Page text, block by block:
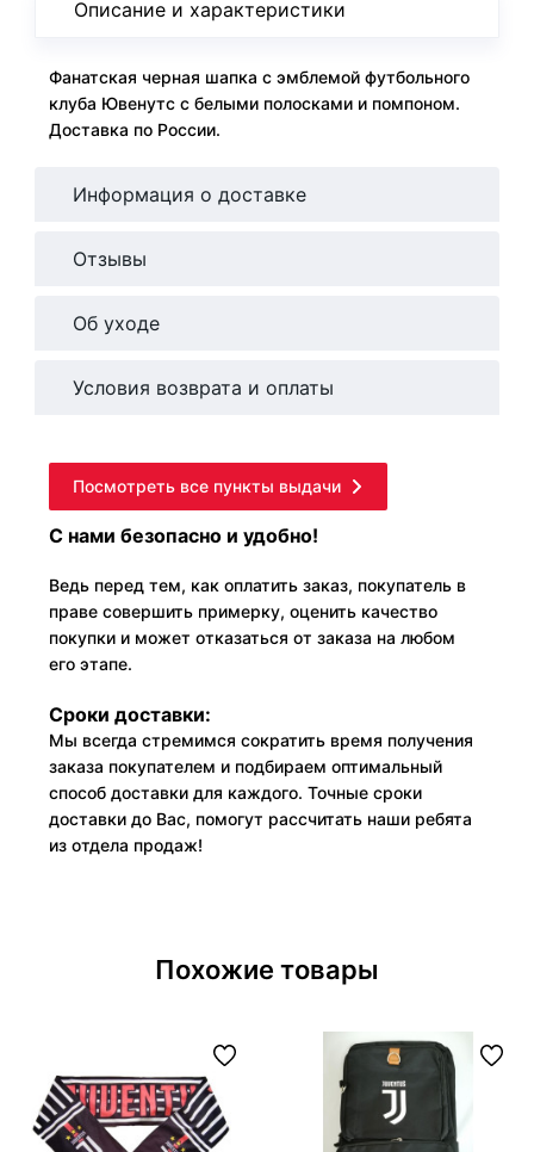
Описание и характеристики
Фанатская черная шапка с эмблемой футбольного
клуба Ювенутс с белыми полосками и помпоном.
Доставка по России.
Информация о доставке
Отзывы
Об уходе
Условия возврата и оплаты
Посмотреть все пункты выдачи
С нами безопасно и удобно!
Ведь перед тем, как оплатить заказ, покупатель в
праве совершить примерку, оценить качество
покупки и может отказаться от заказа на любом
его этапе.
Сроки доставки:
Мы всегда стремимся сократить время получения
заказа покупателем и подбираем оптимальный
способ доставки для каждого. Точные сроки
доставки до Вас, помогут рассчитать наши ребята
из отдела продаж!
Похожие товары